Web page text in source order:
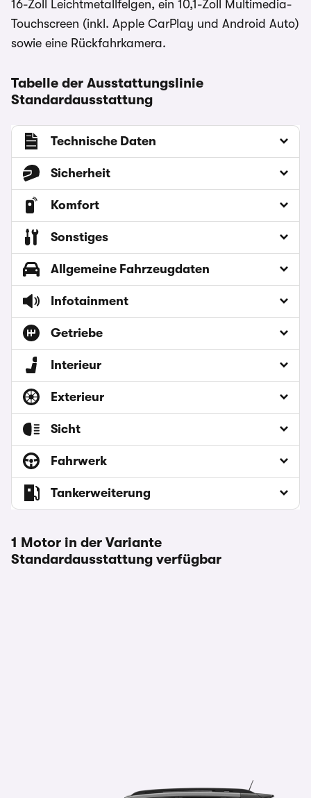
16-Zoll Leichtmetallfelgen, ein 10,1-Zoll Multimedia-
Touchscreen (inkl. Apple CarPlay und Android Auto)
sowie eine Rückfahrkamera.
Tabelle der Ausstattungslinie
Standardausstattung
Technische Daten
Sicherheit
Komfort
Sonstiges
Allgemeine Fahrzeugdaten
Infotainment
Getriebe
Interieur
Exterieur
Sicht
Fahrwerk
Tankerweiterung
1 Motor in der Variante
Standardausstattung verfügbar